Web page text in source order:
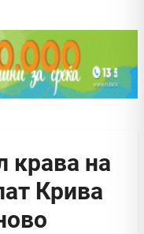
крава на
Крива